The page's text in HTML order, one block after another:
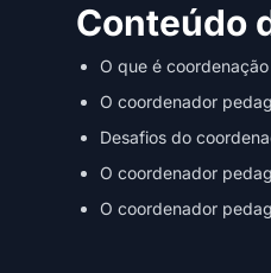
Conteúdo
O que é
O coordenador
Desafios do
O coordenador
O coordenador